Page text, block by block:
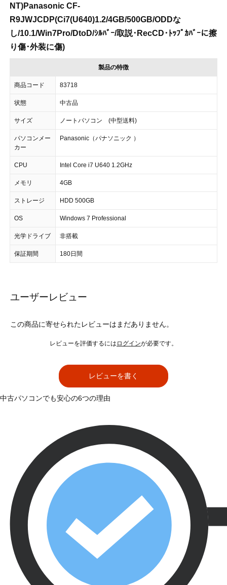
NT)Panasonic CF-
R9JWJCDP(Ci7(U640)1.2/4GB/500GB/ODDな
し/10.1/Win7Pro/DtoD/ｼﾙﾊﾞｰ/取説･RecCD･ﾄｯﾌﾟｶﾊﾞｰに擦
り傷･外装に傷)
製品の特徴
商品コード 83718
状態 中古品
サイズ ノートパソコン (中型送料)
パソコンメー
カー
Panasonic（パナソニック ）
CPU Intel Core i7 U640 1.2GHz
メモリ 4GB
ストレージ HDD 500GB
OS Windows 7 Professional
光学ドライブ 非搭載
保証期間 180日間
ユーザーレビュー
この商品に寄せられたレビューはまだありません。
レビューを評価するには ログインが必要です。
レビューを書く
中古パソコンでも安心の6つの理由